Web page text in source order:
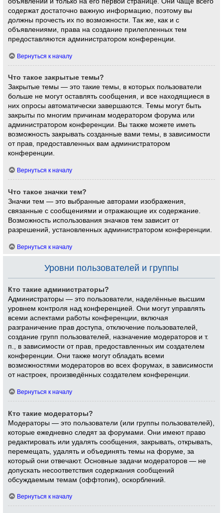
содержат достаточно важную информацию, поэтому вы
должны прочесть их по возможности. Так же, как и с
объявлениями, права на создание прилепленных тем
предоставляются администратором конференции.
Вернуться к началу
Что такое закрытые темы?
Закрытые темы — это такие темы, в которых пользователи
больше не могут оставлять сообщения, и все находящиеся в
них опросы автоматически завершаются. Темы могут быть
закрыты по многим причинам модератором форума или
администратором конференции. Вы также можете иметь
возможность закрывать созданные вами темы, в зависимости
от прав, предоставленных вам администратором
конференции.
Вернуться к началу
Что такое значки тем?
Значки тем — это выбранные авторами изображения,
связанные с сообщениями и отражающие их содержание.
Возможность использования значков тем зависит от
разрешений, установленных администратором конференции.
Вернуться к началу
Уровни пользователей и группы
Кто такие администраторы?
Администраторы — это пользователи, наделённые высшим
уровнем контроля над конференцией. Они могут управлять
всеми аспектами работы конференции, включая
разграничение прав доступа, отключение пользователей,
создание групп пользователей, назначение модераторов и т.
п., в зависимости от прав, предоставленных им создателем
конференции. Они также могут обладать всеми
возможностями модераторов во всех форумах, в зависимости
от настроек, произведённых создателем конференции.
Вернуться к началу
Кто такие модераторы?
Модераторы — это пользователи (или группы пользователей),
которые ежедневно следят за форумами. Они имеют право
редактировать или удалять сообщения, закрывать, открывать,
перемещать, удалять и объединять темы на форуме, за
который они отвечают. Основные задачи модераторов — не
допускать несоответствия содержания сообщений
обсуждаемым темам (оффтопик), оскорблений.
Вернуться к началу